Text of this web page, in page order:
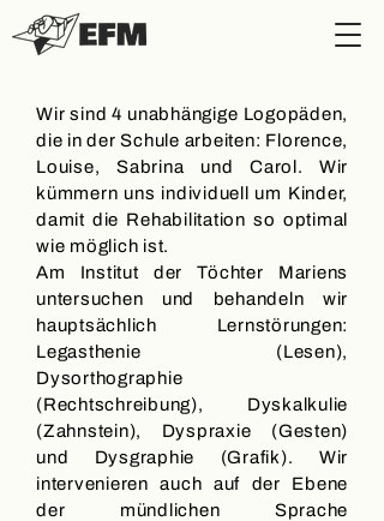
Wir sind 4 unabhängige Logopäden,
die in der Schule arbeiten: Florence,
Louise, Sabrina und Carol.
Wir
kümmern uns individuell um Kinder,
damit die Rehabilitation so optimal
wie möglich ist.
Am Institut der Töchter Mariens
untersuchen und behandeln wir
hauptsächlich Lernstörungen:
Legasthenie (Lesen),
Dysorthographie
(Rechtschreibung), Dyskalkulie
(Zahnstein), Dyspraxie (Gesten)
und Dysgraphie (Grafik). Wir
intervenieren auch auf der Ebene
der mündlichen Sprache